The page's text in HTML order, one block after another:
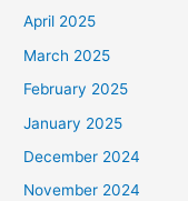
April 2025
March 2025
February 2025
January 2025
December 2024
November 2024